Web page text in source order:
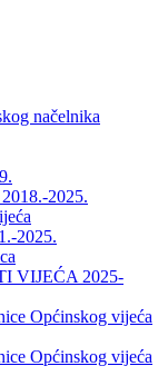
načelnika
2025.
2025.
VIJEĆA 2025-
Općinskog vijeća
Općinskog vijeća